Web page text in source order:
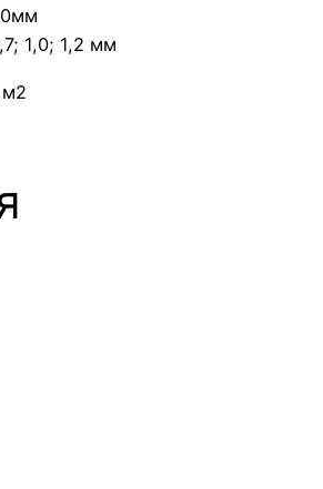
1,0; 1,2 мм
м2